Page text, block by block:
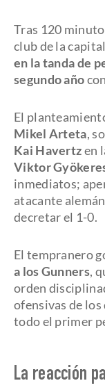
Tras 120
club de la
en la tanda de
segundo año
El
Mikel Arteta,
Kai Havertzen
Viktor
inmediatos;
atacante alemán
decretar el 1-0.
El tempranero
a los Gunners,
orden
ofensivas de
todo el primer
La reacción